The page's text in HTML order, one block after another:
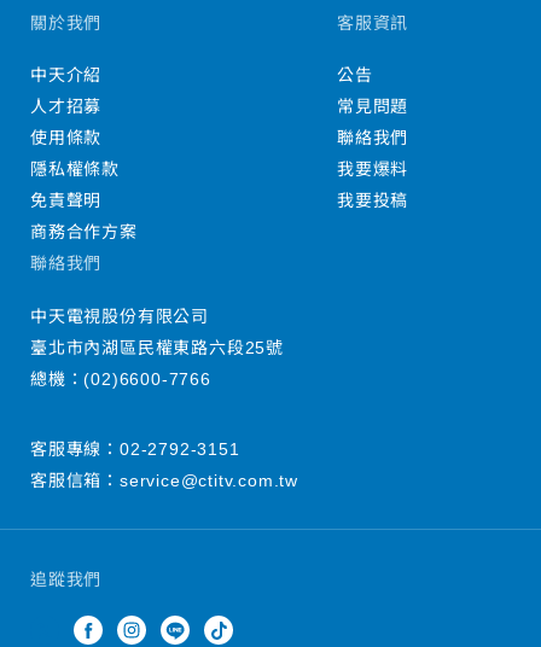
追蹤我們
關於我們
中天介紹
人才招募
使用條款
隱私權條款
免責聲明
商務合作方案
客服資訊
公告
常見問題
聯絡我們
我要爆料
我要投稿
聯絡我們
中天電視股份有限公司
臺北市內湖區民權東路六段25號
總機：(02)6600-7766
客服專線： 02-2792-3151
客服信箱： service@ctitv.com.tw